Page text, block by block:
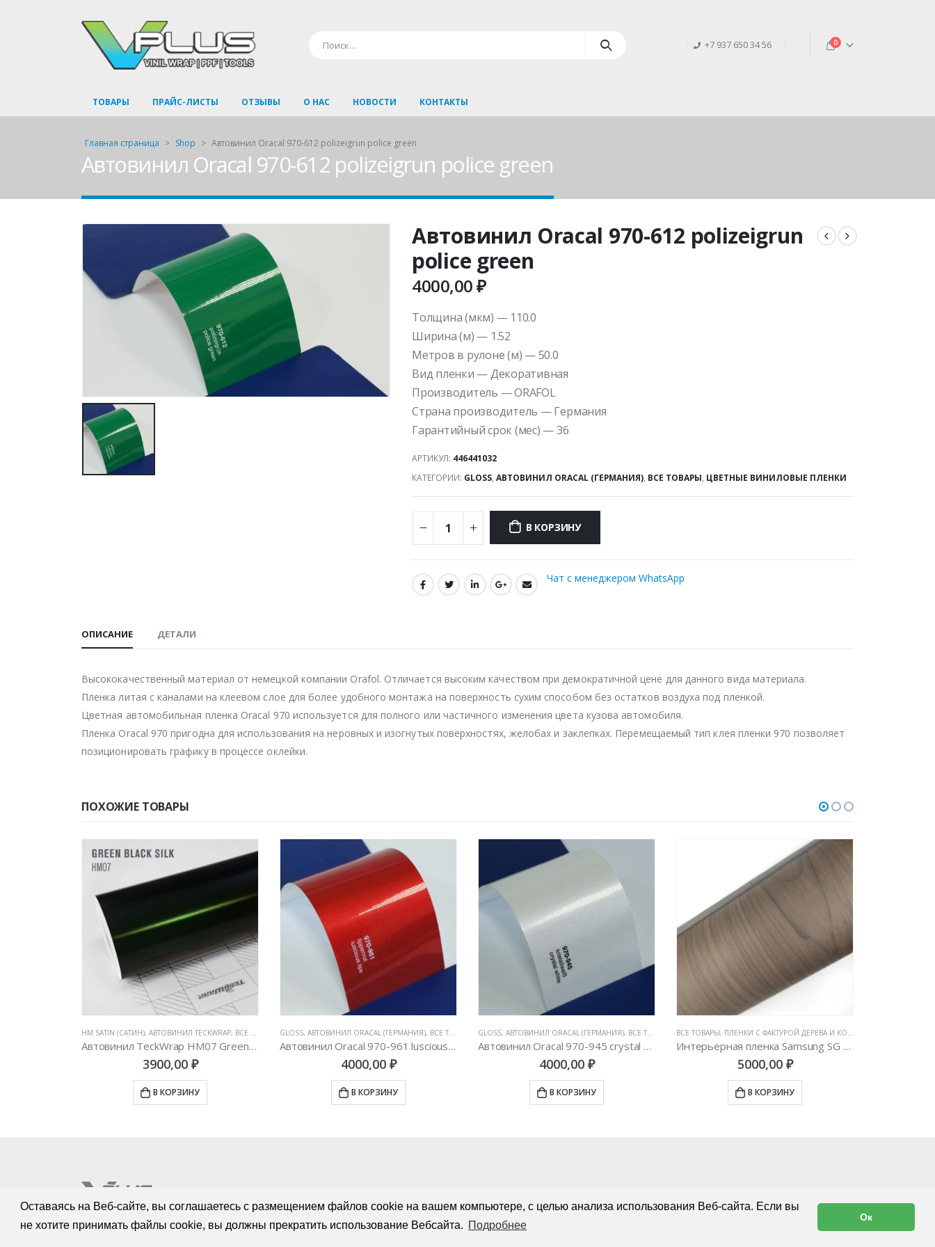
Оставаясь на Веб-сайте, вы соглашаетесь с размещением файлов cookie на вашем компьютере, с целью анализа использования Веб-сайта. Если вы
не хотите принимать файлы cookie, вы должны прекратить использование Вебсайта. Подробнее
Ок
+7 937 650 34 56 0
ТОВАРЫ ПРАЙС-ЛИСТЫ ОТЗЫВЫ О НАС НОВОСТИ КОНТАКТЫ
Главная страница > Shop > Автовинил Oracal 970-612 polizeigrun police green
Автовинил Oracal 970-612 polizeigrun police green
Автовинил Oracal 970-612 polizeigrun
police green
4000,00₽
Толщина (мкм) — 110.0
Ширина (м) — 1.52
Метров в рулоне (м) — 50.0
Вид пленки — Декоративная
Производитель — ORAFOL
Страна производитель — Германия
Гарантийный срок (мес) — 36
АРТИКУЛ: 446441032
КАТЕГОРИИ: GLOSS, АВТОВИНИЛ ORACAL (ГЕРМАНИЯ), ВСЕ ТОВАРЫ, ЦВЕТНЫЕ ВИНИЛОВЫЕ ПЛЕНКИ
В КОРЗИНУ
Чат с менеджером WhatsApp
ОПИСАНИЕ ДЕТАЛИ
Высококачественный материал от немецкой компании Orafol. Отличается высоким качеством при демократичной цене для данного вида материала.
Пленка литая с каналами на клеевом слое для более удобного монтажа на поверхность сухим способом без остатков воздуха под пленкой.
Цветная автомобильная пленка Oracal 970 используется для полного или частичного изменения цвета кузова автомобиля.
Пленка Oracal 970 пригодна для использования на неровных и изогнутых поверхностях, желобах и заклепках. Перемещаемый тип клея пленки 970 позволяет
позиционировать графику в процессе оклейки.
ПОХОЖИЕ ТОВАРЫ
ЦВЕТНЫЕ ВИНИЛОВЫЕ ПЛЕНКИ
HM SATIN (САТИН), АВТОВИНИЛ TECKWRAP, ВСЕ ТОВАРЫ ,ЦВЕТНЫЕ ВИНИЛОВЫЕ ПЛЕНКИ
Автовинил TeckWrap HM07 Green Black Silk
3900,00 ₽
В КОРЗИНУ
GLOSS, АВТОВИНИЛ ORACAL (ГЕРМАНИЯ), ВСЕ ТОВАРЫ ЦВЕТНЫЕ ВИНИЛОВЫЕ ПЛЕНКИ
Автовинил Oracal 970-961 luscious lips – красный, глянец
4000,00 ₽
В КОРЗИНУ
GLOSS, АВТОВИНИЛ ORACAL (ГЕРМАНИЯ), ВСЕ ТОВАРЫ ЦВЕТНЫЕ ВИНИЛОВЫЕ ПЛЕНКИ
Автовинил Oracal 970-945 crystal white – кристаллический белый, глянец
4000,00 ₽
В КОРЗИНУ
ВСЕ ТОВАРЫ, ПЛЕНКИ С ФАКТУРОЙ ДЕРЕВА И КОЖИ
Интерьерная пленка Samsung SG 5507
5000,00 ₽
В КОРЗИНУ